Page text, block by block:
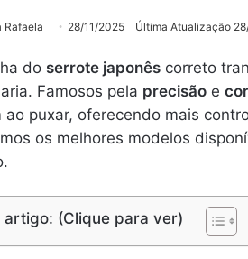
Rafaela 28/11/2025 Última Atualização
do serrote japonês correto
Famosos pela precisão e
ao puxar, oferecendo mais
os melhores modelos
artigo: (Clique para ver)